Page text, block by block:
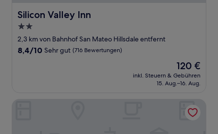
Silicon Valley Inn
Silicon Valley Inn
2.0-
Sterne-
Unterkunft
2,3 km von Bahnhof San Mateo Hillsdale entfernt
8.4
Bewertungen)
8,4/10 Sehr gut (716 Bewertungen)
Der
Preis
beträgt
120 €
inkl. Steuern & Gebühren
15. Aug.–16. Aug.